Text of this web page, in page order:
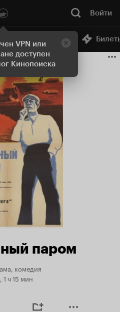
VPN или
доступен
Кинопоиска
Войти
Онлайн-кинотеатр
паром
комедия
ч 15 мин